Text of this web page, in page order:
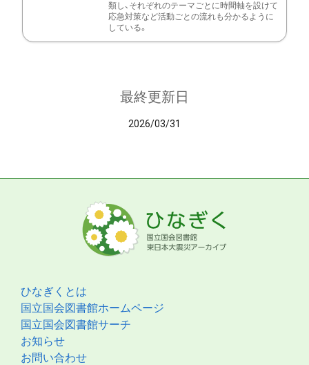
類し、それぞれのテーマごとに時間軸を設けて
応急対策など活動ごとの流れも分かるように
している。
最終更新日
2026/03/31
ひなぎくとは
国立国会図書館ホームページ
国立国会図書館サーチ
お知らせ
お問い合わせ